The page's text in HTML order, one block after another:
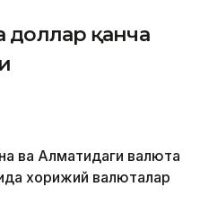
доллар қанча
ва Алматидаги валюта
хорижий валюталар